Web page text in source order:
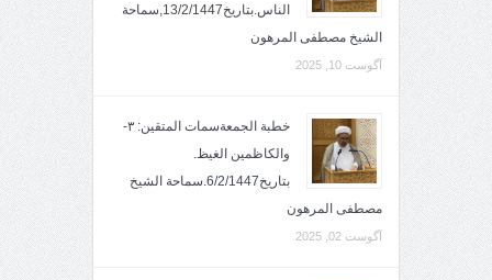
الناس.بتاريخ13/2/1447,سماحة
الشيخ مصطفى المرهون
آگوست 10, 2025
خطبة الجمعةسمات المتقين: ٣-
والكاظمين الغيظ.
بتاريخ6/2/1447.سماحة الشيخ
مصطفى المرهون
آگوست 02, 2025